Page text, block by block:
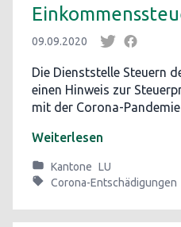
09.09.2020
Die Dienststelle Steuern
einen Hinweis zur
mit der Corona-
Weiterlesen
Kantone LU
Corona-Entschädigungen